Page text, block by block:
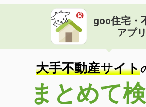
goo住宅・
アプリ
大手不動産サイト
まとめて検